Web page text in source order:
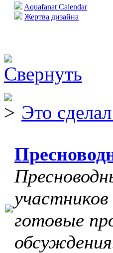
Aquafanat Calendar
Жертва дизайна
Это
готовые